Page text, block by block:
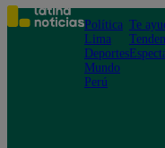
Política
Lima
Deportes
Mundo
Perú
Te